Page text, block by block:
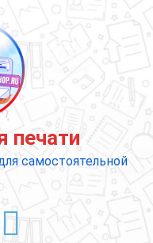
печати
самостоятельной
E-mail